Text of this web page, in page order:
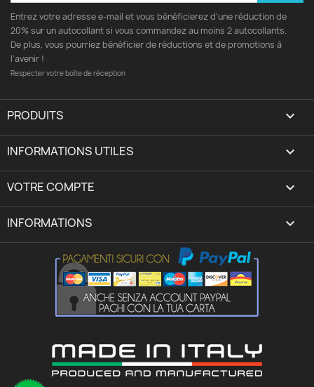
Entrez votre adresse e-mail et vous bénéficierez d'une réduction de
20% sur un autocollant si vous commandez au moins 2 autocollants.
De plus, vous pourriez bénéficier de réductions et de promotions à
l’avenir !
Respecter votre boîte de réception
PRODUITS 
INFORMATIONS UTILES 
VOTRE COMPTE expand_more
INFORMATIONS keyboard_arrow_down